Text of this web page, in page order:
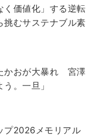
く価値化」する逆転
挑むサステナブル素
かおが大暴れ 宮澤
。一旦」
プ2026メモリアル